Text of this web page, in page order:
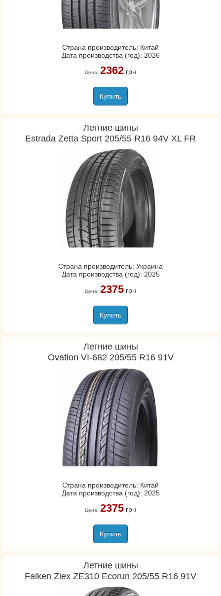
Страна производитель: Китай
Дата производства (год): 2026
Цена: 2362грн
Купить
Летние шины
Estrada Zetta Sport 205/55 R16 94V XL FR
Страна производитель: Украина
Дата производства (год): 2025
Цена: 2375грн
Купить
Летние шины
Ovation VI-682 205/55 R16 91V
Страна производитель: Китай
Дата производства (год): 2025
Цена: 2375грн
Купить
Летние шины
Falken Ziex ZE310 Ecorun 205/55 R16 91V